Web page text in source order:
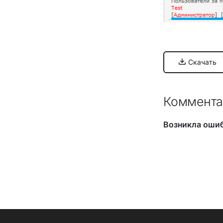
Скачать